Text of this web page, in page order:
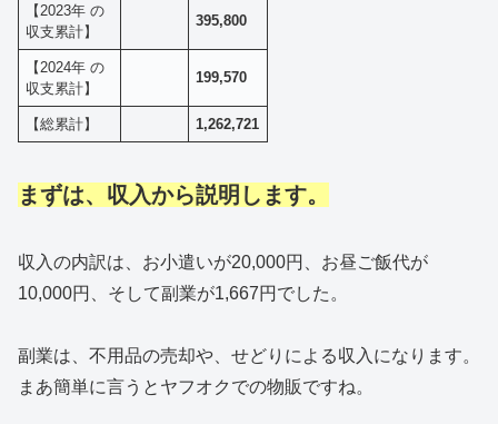
【2023年 の
収支累計】
395,800
【2024年 の
収支累計】
199,570
【総累計】 1,262,721
まずは、収入から説明します。
収入の内訳は、お小遣いが20,000円、お昼ご飯代が
10,000円、そして副業が1,667円でした。
副業は、不用品の売却や、せどりによる収入になります。
まあ簡単に言うとヤフオクでの物販ですね。